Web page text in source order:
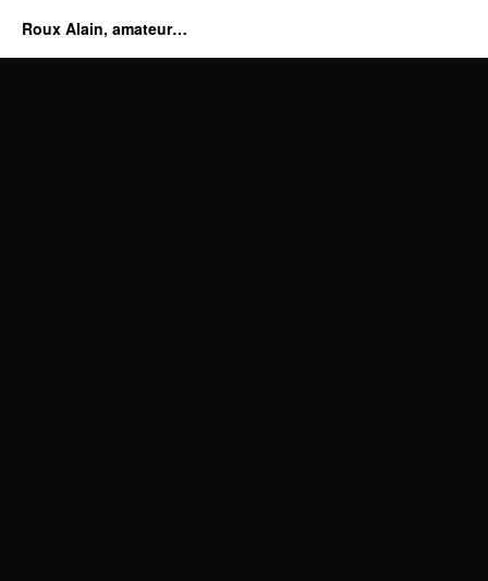
Roux Alain, amateur…